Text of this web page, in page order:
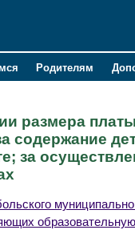
Родителям
размера
содержание
за